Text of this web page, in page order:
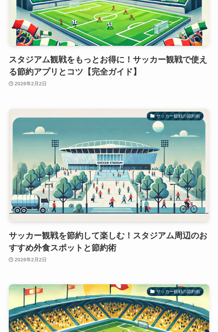
スタジアム観戦をもっとお得に！サッカー観戦で使え
る節約アプリとコツ【完全ガイド】
2026年2月2日
サッカー観戦の節約術
サッカー観戦を節約して楽しむ！スタジアム周辺のお
すすめ外食スポットと節約術
2026年2月2日
サッカー観戦の節約術